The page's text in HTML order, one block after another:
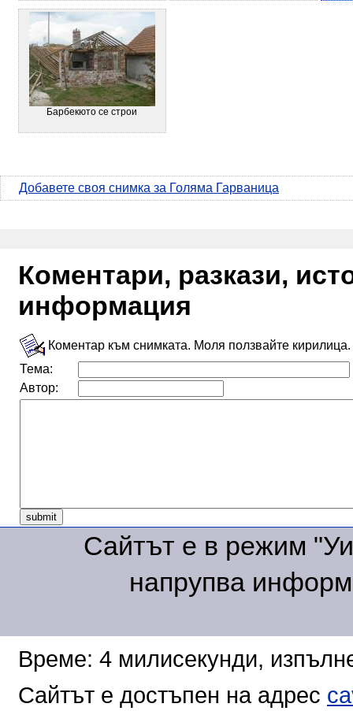
Барбекюто се строи
Добавете своя снимка за Голяма Гарваница
Коментари, разкази,
информация
Коментар към снимката. Моля ползвайте кирилица.
Тема:
Автор:
Сайтът е в режим
напрупва
Време: 4 милисекунди,
Сайтът е достъпен на адрес